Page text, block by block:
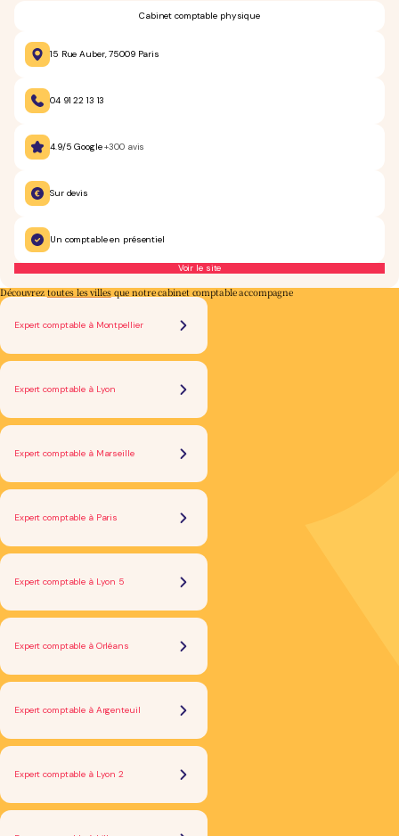
Cabinet comptable physique
15 Rue Auber, 75009 Paris
04 91 22 13 13
4.9/5 Google+300 avis
Sur devis
Un comptable en présentiel
Voir le site
Découvreztoutes les villesque notre cabinet comptable accompagne
Expert comptable à Montpellier
Expert comptable à Lyon
Expert comptable à Marseille
Expert comptable à Paris
Expert comptable à Lyon 5
Expert comptable à Orléans
Expert comptable à Argenteuil
Expert comptable à Lyon 2